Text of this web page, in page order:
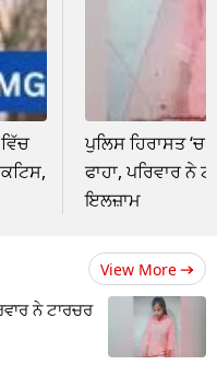
ਪੁਲਿਸ ਹਿਰਾਸਤ ‘ਚ
ਫਾਹਾ, ਪਰਿਵਾਰ ਨੇ
ਇਲਜ਼ਾਮ
View More
ਨੇ ਟਾਰਚਰ